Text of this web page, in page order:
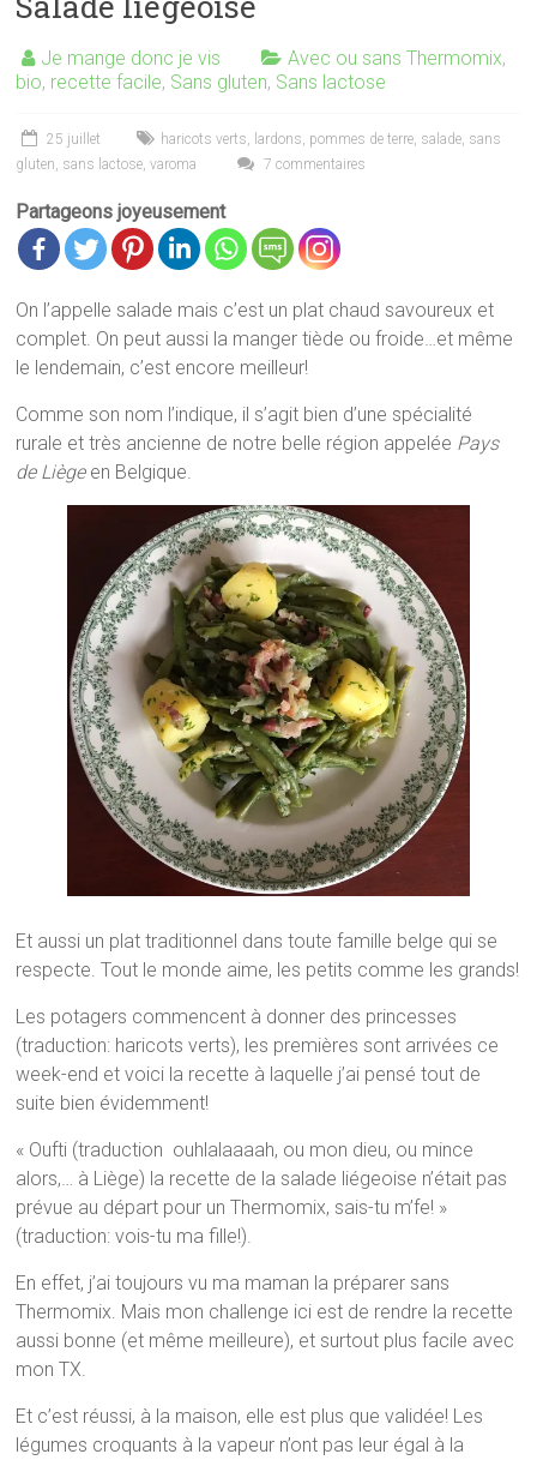
Je mange donc je vis Avec ou sans Thermomix,
bio, recette facile, Sans gluten, Sans lactose
25 juillet haricots verts, lardons, pommes de terre, salade, sans
gluten, sans lactose,varoma 7 commentaires
Partageons joyeusement
On l’appelle salade mais c’est un plat chaud savoureux et
complet. On peut aussi la manger tiède ou froide…et même
le lendemain, c’est encore meilleur!
Comme son nom l’indique, il s’agit bien d’une spécialité
rurale et très ancienne de notre belle région appelée Pays
de Liègeen Belgique.
Et aussi un plat traditionnel dans toute famille belge qui se
respecte. Tout le monde aime, les petits comme les grands!
Les potagers commencent à donner des princesses
(traduction: haricots verts), les premières sont arrivées ce
week-end et voici la recette à laquelle j’ai pensé tout de
suite bien évidemment!
« Oufti (traduction ouhlalaaaah, ou mon dieu, ou mince
alors,… à Liège) la recette de la salade liégeoise n’était pas
prévue au départ pour un Thermomix, sais-tu m’fe! »
(traduction: vois-tu ma fille!).
En effet, j’ai toujours vu ma maman la préparer sans
Thermomix. Mais mon challenge ici est de rendre la recette
aussi bonne (et même meilleure), et surtout plus facile avec
mon TX.
Et c’est réussi, à la maison, elle est plus que validée! Les
légumes croquants à la vapeur n’ont pas leur égal à la